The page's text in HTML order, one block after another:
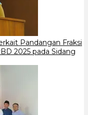
Pandangan Fraksi
2025 pada Sidang